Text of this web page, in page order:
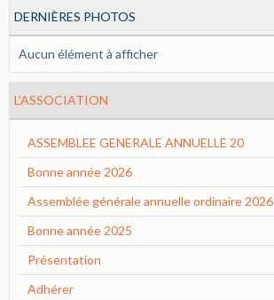
DERNIÈRES PHOTOS
Aucun élément à afficher
L'ASSOCIATION
ASSEMBLEE GENERALE ANNUELLE 20
Bonne année 2026
Assemblée générale annuelle ordinaire 2026
Bonne année 2025
Présentation
Adhérer